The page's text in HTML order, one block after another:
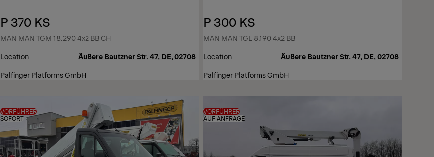
P 370 KS
MAN MAN TGM 18.290 4x2 BB CH
Location
Äußere Bautzner Str. 47, DE, 02708
Palfinger Platforms GmbH
P 300 KS
MAN MAN TGL 8.190 4x2 BB
Location
Äußere Bautzner Str. 47, DE, 02708
Palfinger Platforms GmbH
VORFÜHRER
SOFORT
VORFÜHRER
AUF ANFRAGE